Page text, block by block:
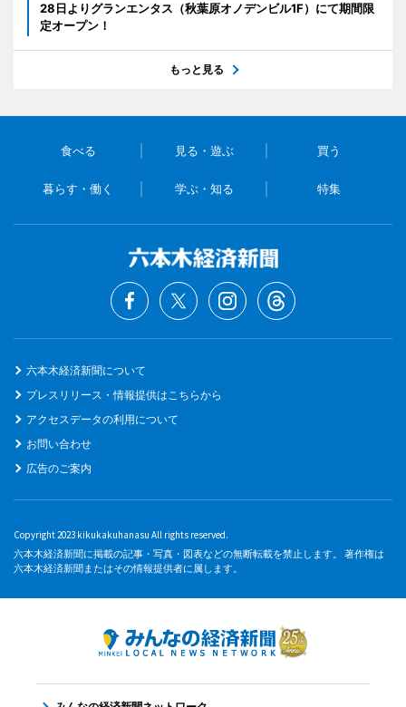
28日よりグランエンタス（秋葉原オノデンビル1F）にて期間限
定オープン！
もっと見る
食べる 見る・遊ぶ 買う
暮らす・働く 学ぶ・知る 特集
六本木経済新聞について
プレスリリース・情報提供はこちらから
アクセスデータの利用について
お問い合わせ
広告のご案内
Copyright 2023 kikukakuhanasu All rights reserved.
六本木経済新聞に掲載の記事・写真・図表などの無断転載を禁止します。 著作権は
六本木経済新聞またはその情報提供者に属します。